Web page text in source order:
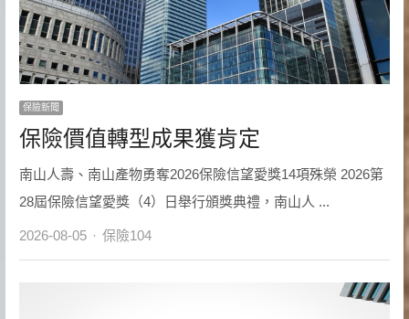
保險新聞
保險價值轉型成果獲肯定
南山人壽、南山產物勇奪2026保險信望愛獎14項殊榮 2026第
28屆保險信望愛獎（4）日舉行頒獎典禮，南山人 ...
2026-08-05 Author
保險104